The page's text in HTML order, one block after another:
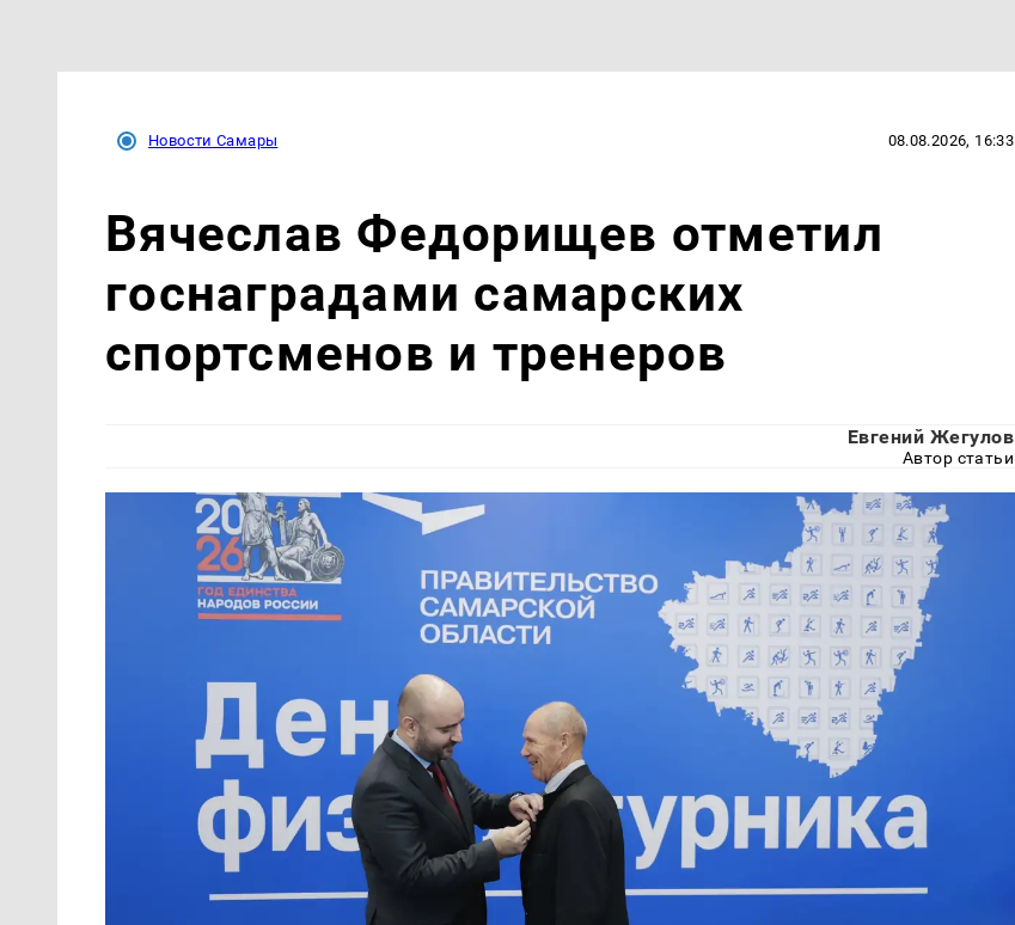
Новости Самары 08.08.2026, 16:33
Вячеслав Федорищев отметил
госнаградами самарских
спортсменов и тренеров
Евгений Жегулов
Автор статьи